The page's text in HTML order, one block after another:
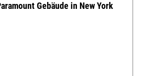
Gebäude in New York